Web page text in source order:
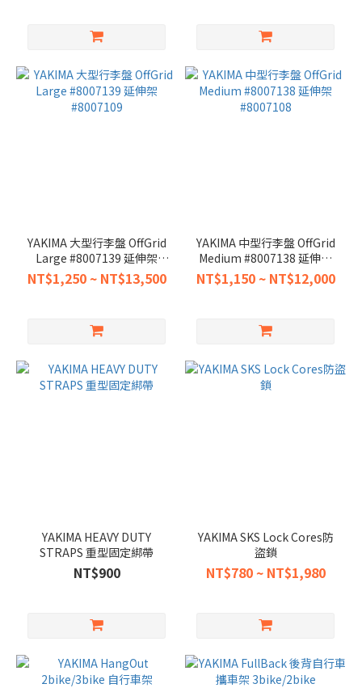
YAKIMA 大型行李盤 OffGrid
Large #8007139 延伸架
#8007109
NT$1,250 ~ NT$13,500
YAKIMA 中型行李盤 OffGrid
Medium #8007138 延伸架
#8007108
NT$1,150 ~ NT$12,000
YAKIMA HEAVY DUTY
STRAPS 重型固定綁帶
NT$900
YAKIMA SKS Lock Cores防
盜鎖
NT$780 ~ NT$1,980